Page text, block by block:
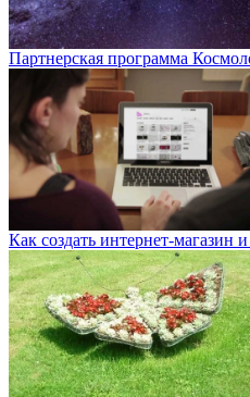
Партнерская программа
Как создать интернет-магазин